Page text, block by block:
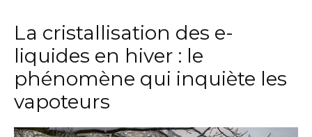
La cristallisation des e-
liquides en hiver : le
phénomène qui inquiète les
vapoteurs